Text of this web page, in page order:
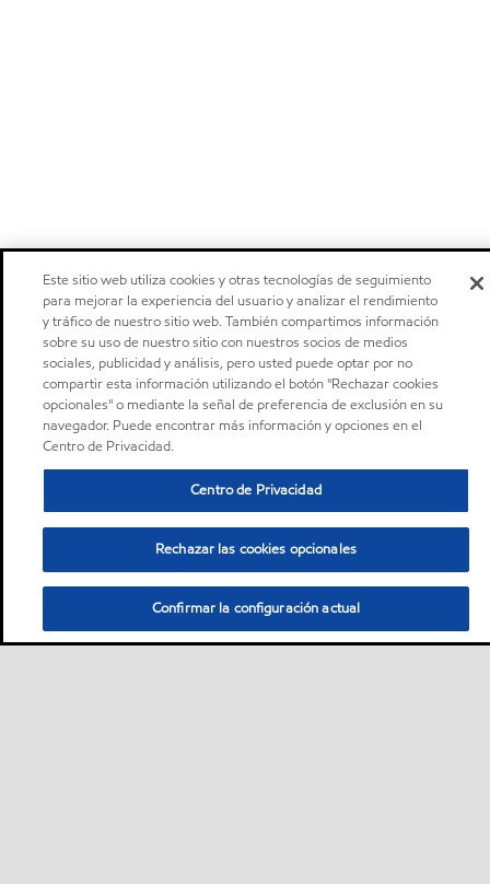
Este sitio web utiliza cookies y otras tecnologías de seguimiento
para mejorar la experiencia del usuario y analizar el rendimiento
y tráfico de nuestro sitio web. También compartimos información
sobre su uso de nuestro sitio con nuestros socios de medios
sociales, publicidad y análisis, pero usted puede optar por no
compartir esta información utilizando el botón "Rechazar cookies
opcionales" o mediante la señal de preferencia de exclusión en su
navegador. Puede encontrar más información y opciones en el
Centro de Privacidad.
Centro de Privacidad
Rechazar las cookies opcionales
Confirmar la configuración actual